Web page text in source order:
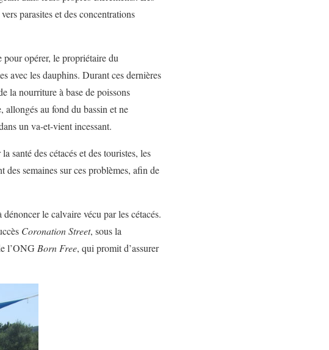
parasites et des concentrations
pour opérer, le propriétaire du
avec les dauphins. Durant ces dernières
la nourriture à base de poissons
allongés au fond du bassin et ne
un va-et-vient incessant.
santé des cétacés et des touristes, les
semaines sur ces problèmes, afin de
le calvaire vécu par les cétacés.
Coronation Street, sous la
l’ONG Born Free, qui promit d’assurer